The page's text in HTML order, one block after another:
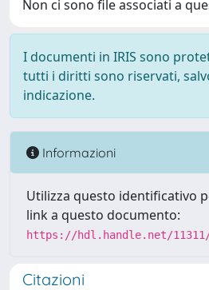
Non ci sono file associati a
I documenti in IRIS sono
tutti i diritti sono riservati,
indicazione.
Informazioni
Utilizza questo identificativo
link a questo documento:
https://hdl.handle.net/11311/
Citazioni